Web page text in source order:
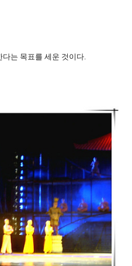
는 목표를 세운 것이다.